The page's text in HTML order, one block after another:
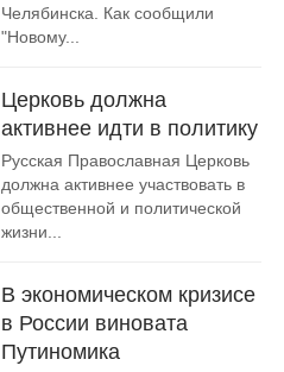
Челябинска. Как сообщили
"Новому...
Церковь должна
активнее идти в политику
Русская Православная Церковь
должна активнее участвовать в
общественной и политической
жизни...
В экономическом кризисе
в России виновата
Путиномика